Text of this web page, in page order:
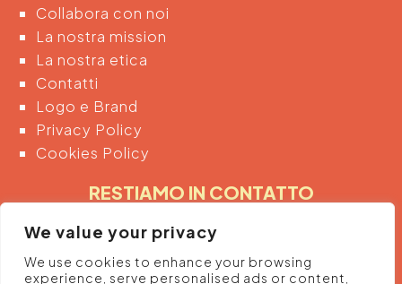
We value your privacy
We use cookies to enhance your browsing
experience, serve personalised ads or content,
Collabora con noi
La nostra mission
La nostra etica
Contatti
Logo e Brand
Privacy Policy
Cookies Policy
RESTIAMO IN CONTATTO
Inserendo di seguito la tua email acconsenti
automaticamente al trattamento dei tuoi dati
personali per ricevere informazioni e promozioni